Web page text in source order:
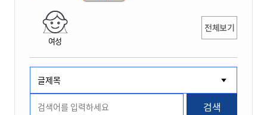
여성
전체보기
검색